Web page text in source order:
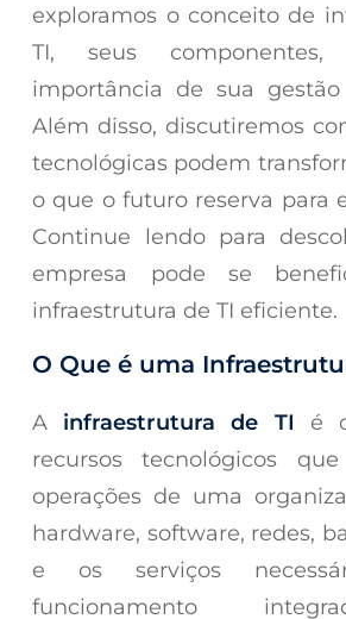
exploramos o conceito de
TI, seus
importância de sua gestão
Além disso, discutiremos
tecnológicas podem
o que o futuro reserva para
Continue lendo para
empresa pode se
infraestrutura de TI eficiente.
O Que é uma
A infraestrutura de TI é
recursos tecnológicos
operações de uma
hardware, software, redes,
e os serviços
funcionamento